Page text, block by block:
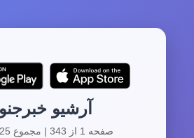
آرشیو
صفحه 1 از 343 | مجموع 3425 آرشیو